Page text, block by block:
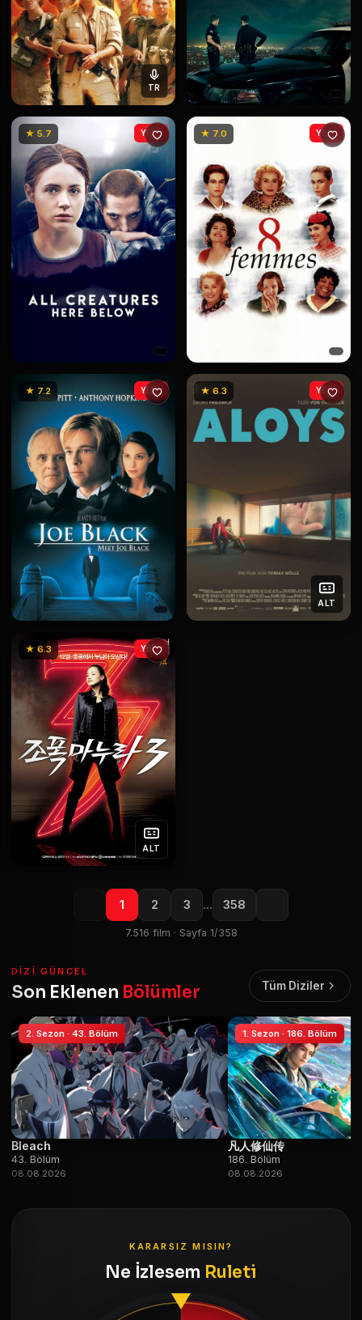
TR
★ 5.7 YENİ ★ 7.0 YENİ
★ 7.2 YENİ ★ 6.3
ALT
YENİ
★ 6.3
ALT
YENİ
1 2 3 … 358
7.516 film · Sayfa 1/358
DIZI GÜNCEL
Son Eklenen Bölümler Tüm Diziler
2. Sezon · 43. Bölüm
Bleach
43. Bölüm
08.08.2026
1. Sezon · 186. Bölüm
凡人修仙传
186. Bölüm
08.08.2026
KARARSIZ MISIN?
Ne İzlesem Ruleti